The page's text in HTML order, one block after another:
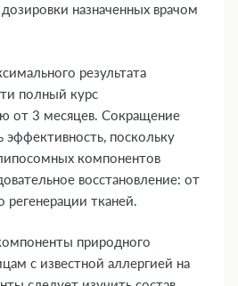
назначенных врачом
результата
полный курс
от 3 месяцев. Сокращение
эффективность, поскольку
компонентов
восстановление: от
регенерации тканей.
природного
с известной аллергией на